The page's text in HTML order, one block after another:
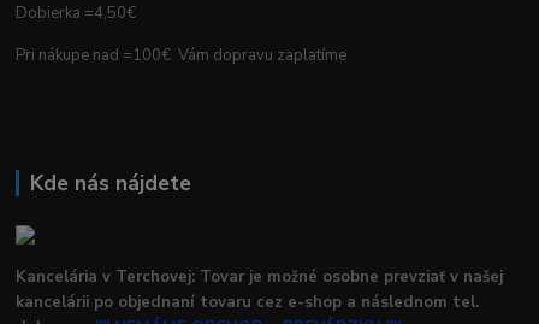
Dobierka =4,50€
Pri nákupe nad =100€ Vám dopravu zaplatíme
Kde nás nájdete
Kancelária v Terchovej: Tovar je možné osobne prevziať v našej
kancelárii po objednaní tovaru cez e-shop a následnom tel.